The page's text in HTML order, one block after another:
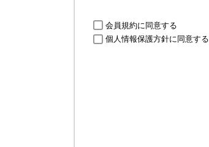
)
会員規約に同意する
個人情報保護方針に同意する